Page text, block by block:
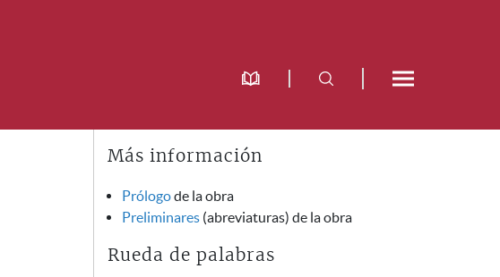
Más información
Prólogode la obra
Preliminares (abreviaturas) de la obra
Rueda de palabras